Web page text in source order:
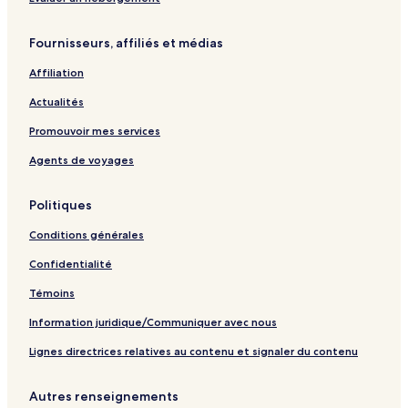
t
a
p
a
g
n
a
r
k
)
:
e
n
o
u
r
n
l
p
a
e
Fournisseurs, affiliés et médias
Affiliation
Actualités
Promouvoir mes services
Agents de voyages
Politiques
Conditions générales
Confidentialité
Témoins
Information juridique/Communiquer avec nous
Lignes directrices relatives au contenu et signaler du contenu
Autres renseignements